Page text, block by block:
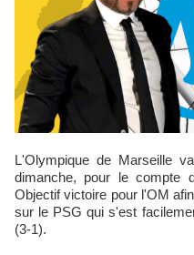
L'Olympique de Marseille va affronter le RC Strasbourg, ce
dimanche, pour le compte
Objectif victoire pour l'OM
sur le PSG qui s'est
(3-1).